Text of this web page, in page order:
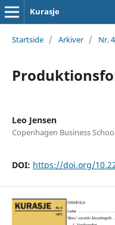
Kurasje
Startside / Arkiver / Nr.
Leo Jensen
Copenhagen Business
DOI: https://doi.org/